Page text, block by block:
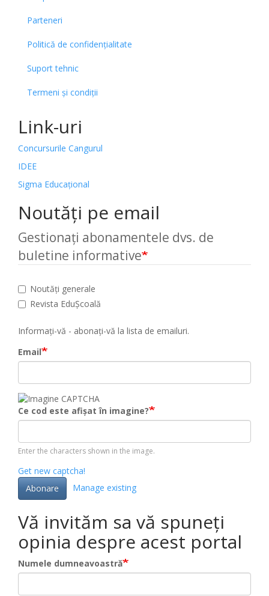
Parteneri
Politică de confidențialitate
Suport tehnic
Termeni și condiții
Link-uri
Concursurile Cangurul
IDEE
Sigma Educațional
Noutăți pe email
Gestionați abonamentele dvs. de
buletine informative
Noutăți generale
Revista EduȘcoală
Informați-vă - abonați-vă la lista de emailuri.
Email
Ce cod este afișat în imagine?
Enter the characters shown in the image.
Get new captcha!
Abonare
Manage existing
Vă invităm sa vă spuneți
opinia despre acest portal
Numele dumneavoastră